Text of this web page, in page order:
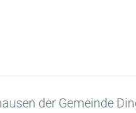
der Gemeinde